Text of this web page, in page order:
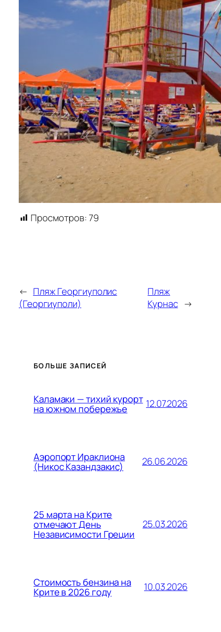
Просмотров:79
← Пляж Георгиуполис
(Георгиуполи)
Пляж
Курнас →
БОЛЬШЕ ЗАПИСЕЙ
Каламаки — тихий курорт
на южном побережье 12.07.2026
Аэропорт Ираклиона
(Никос Казандзакис) 26.06.2026
25 марта на Крите
отмечают День
Независимости Греции
25.03.2026
Стоимость бензина на
Крите в 2026 году 10.03.2026